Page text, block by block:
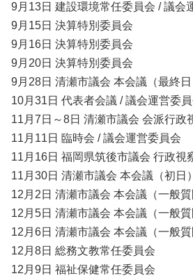
9月13日 建設環境常任委員会 / 議会
9月15日 決算特別委員会
9月16日 決算特別委員会
9月20日 決算特別委員会
9月28日 清瀬市議会 本会議（最終日
10月31日 代表者会議 / 議会運営委
11月7日～8日 清瀬市議会 会派行政
11月11日 臨時会 / 議会運営委員会
11月16日 福岡県筑後市議会 行政視
11月30日 清瀬市議会 本会議（初日）
12月2日 清瀬市議会 本会議（一般質
12月5日 清瀬市議会 本会議（一般質
12月6日 清瀬市議会 本会議（一般質
12月8日 総務文教常任委員会
12月9日 福祉保健常任委員会